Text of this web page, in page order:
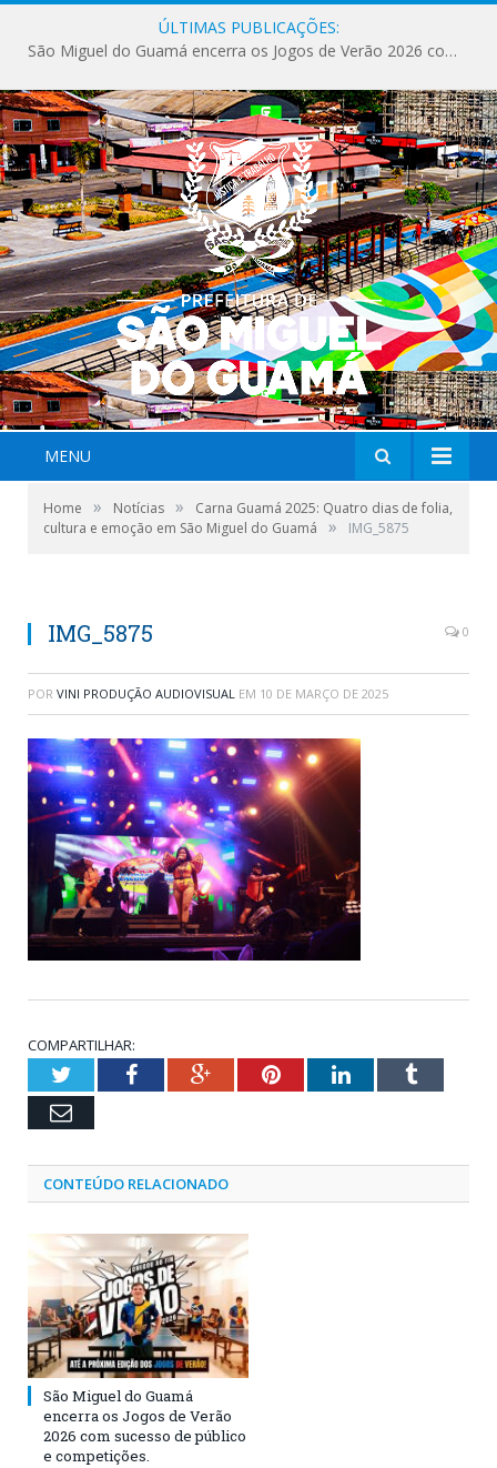
ÚLTIMAS PUBLICAÇÕES:
São Miguel do Guamá encerra os Jogos de Verão 2026 com sucesso de público e competições.
MENU
Home » Notícias »
Carna Guamá 2025: Quatro dias de folia,
cultura e emoção em São Miguel do Guamá
» IMG_5875
IMG_5875 0
POR VINI PRODUÇÃO AUDIOVISUAL EM 10 DE MARÇO DE 2025
COMPARTILHAR:
TwitterFacebookGoogle+PinterestLinkedInTumblr
Email
CONTEÚDO RELACIONADO
São Miguel do Guamá
encerra os Jogos de Verão
2026 com sucesso de público
e competições.